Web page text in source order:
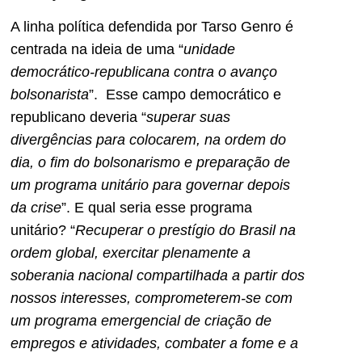
A linha política defendida por Tarso Genro é
centrada na ideia de uma “unidade
democrático-republicana contra o avanço
bolsonarista”. Esse campo democrático e
republicano deveria “superar suas
divergências para colocarem, na ordem do
dia, o fim do bolsonarismo e preparação de
um programa unitário para governar depois
da crise”. E qual seria esse programa
unitário? “Recuperar o prestígio do Brasil na
ordem global, exercitar plenamente a
soberania nacional compartilhada a partir dos
nossos interesses, comprometerem-se com
um programa emergencial de criação de
empregos e atividades, combater a fome e a